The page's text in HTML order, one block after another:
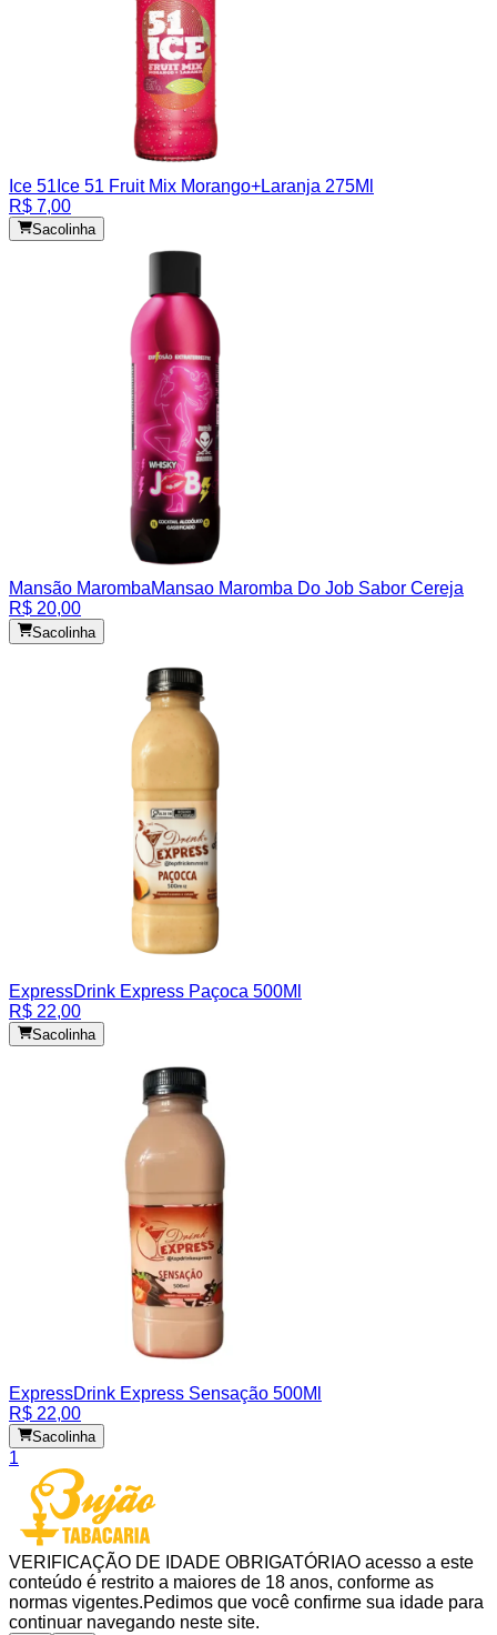
Ice 51 Ice 51 Fruit Mix Morango+Laranja 275Ml
R$ 7,00
Sacolinha
Mansão MarombaMansao Maromba Do Job Sabor Cereja
R$ 20,00
Sacolinha
ExpressDrink Express Paçoca 500Ml
R$ 22,00
Sacolinha
ExpressDrink Express Sensação 500Ml
R$ 22,00
Sacolinha
1
VERIFICAÇÃO DE IDADE OBRIGATÓRIAO acesso a este
conteúdo é restrito a maiores de 18 anos, conforme as
normas vigentes.Pedimos que você confirme sua idade para
continuar navegando neste site.